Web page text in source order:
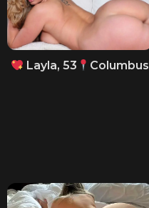
Layla, 53 Columbus